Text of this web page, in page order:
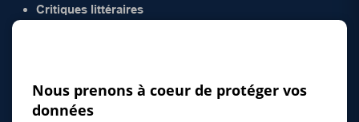
Critiques littéraires
Nous prenons à coeur de protéger vos
données